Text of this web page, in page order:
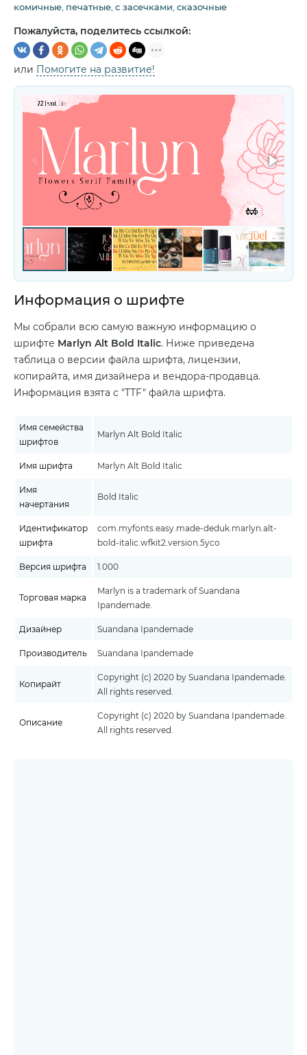
комичные печатные с засечками сказочные
Пожалуйста, поделитесь ссылкой:
или Помогите на развитие!
Информация о шрифте
Мы собрали всю самую важную информацию о
шрифте Marlyn Alt Bold Italic. Ниже приведена
таблица о версии файла шрифта, лицензии,
копирайта, имя дизайнера и вендора-продавца.
Информация взята с "TTF" файла шрифта.
Имя семейства
шрифтов
Marlyn Alt Bold Italic
Имя шрифта Marlyn Alt Bold Italic
Имя
начертания
Bold Italic
Идентификатор
шрифта
com.myfonts.easy.made-deduk.marlyn.alt-
bold-italic.wfkit2.version.5yco
Версия шрифта 1.000
Торговая марка
Marlyn is a trademark of Suandana
Ipandemade.
Дизайнер Suandana Ipandemade
Производитель Suandana Ipandemade
Копирайт
Copyright (c) 2020 by Suandana Ipandemade.
All rights reserved.
Описание
Copyright (c) 2020 by Suandana Ipandemade.
All rights reserved.